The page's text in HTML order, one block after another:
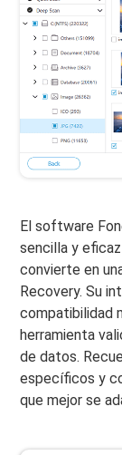
El software
sencilla y
convierte en
Recovery. Su
compatibilidad
herramienta
de datos.
específicos y
que mejor se